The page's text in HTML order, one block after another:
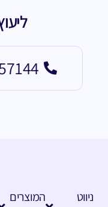
ניווט
המוצרים